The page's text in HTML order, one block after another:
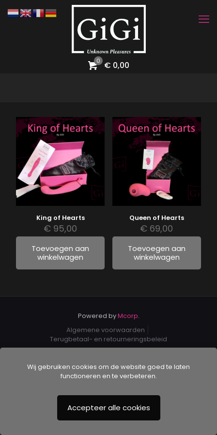
0 € 0,00
King of Hearts
€ 95,00
Toevoegen aan
winkelwagen
Queen of Hearts
€ 69,00
Toevoegen aan
winkelwagen
Powered byMcorp.
Algemene voorwaarden
Terugbetaal- en retourneringsbeleid
Wij gebruiken cookies om de website goed te laten
functioneren en te verbeteren.
Accepteer alle cookies